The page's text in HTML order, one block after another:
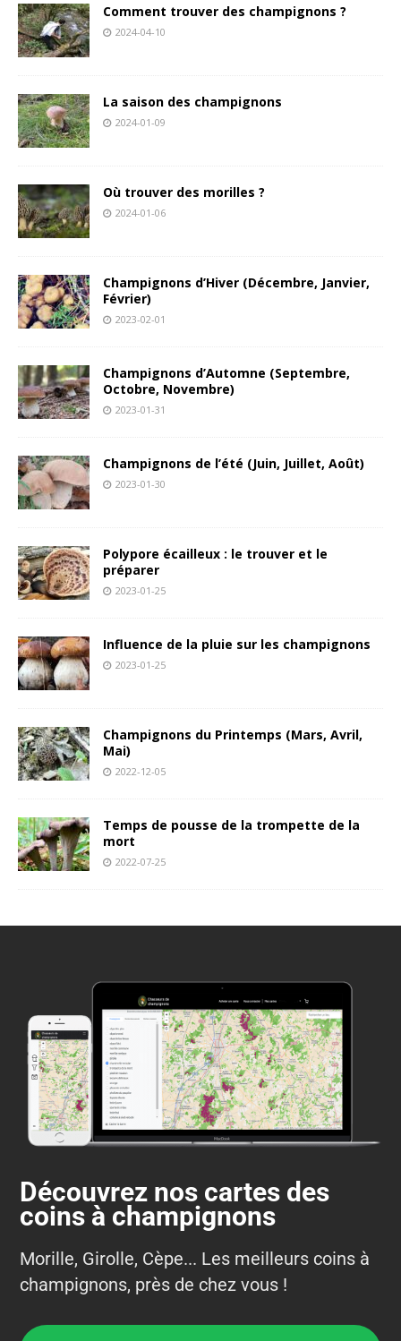
Comment trouver des champignons ?
2024-04-10
La saison des champignons
2024-01-09
Où trouver des morilles ?
2024-01-06
Champignons d’Hiver (Décembre, Janvier,
Février)
2023-02-01
Champignons d’Automne (Septembre,
Octobre, Novembre)
2023-01-31
Champignons de l’été (Juin, Juillet, Août)
2023-01-30
Polypore écailleux : le trouver et le
préparer
2023-01-25
Influence de la pluie sur les champignons
2023-01-25
Champignons du Printemps (Mars, Avril,
Mai)
2022-12-05
Temps de pousse de la trompette de la
mort
2022-07-25
Découvrez nos cartes des
coins à champignons
Morille, Girolle, Cèpe... Les meilleurs coins à
champignons, près de chez vous !